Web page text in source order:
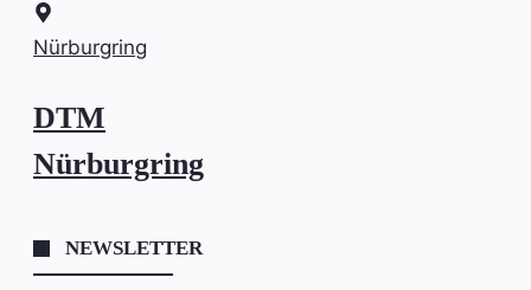
Nürburgring
DTM
Nürburgring
NEWSLETTER